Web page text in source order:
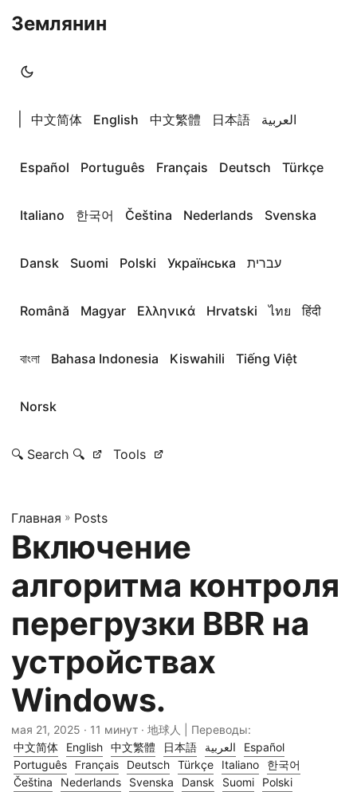
Землянин
中文简体 English 中文繁體 日本語 العربية
Español Português Français Deutsch Türkçe
Italiano 한국어 Čeština Nederlands Svenska
Dansk Suomi Polski Українська עברית
Română Magyar Ελληνικά Hrvatski ไทย हिंदी
বাংলা Bahasa Indonesia Kiswahili Tiếng Việt
Norsk
🔍 Search 🔍 Tools
Главная » Posts
Включение
алгоритма контроля
перегрузки BBR на
устройствах
Windows.
мая 21, 2025 · 11 минут · 地球人 | Переводы:
中文简体
English 中文繁體 日本語 العربية
Español
Português
Français Deutsch Türkçe Italiano
한국어
Čeština
Nederlands Svenska Dansk Suomi
Polski